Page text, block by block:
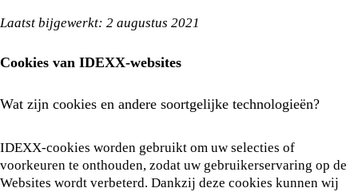
Laatst bijgewerkt: 2 augustus 2021
Cookies van IDEXX-websites
Wat zijn cookies en andere soortgelijke technologieën?
IDEXX-cookies worden gebruikt om uw selecties of
voorkeuren te onthouden, zodat uw gebruikerservaring op de
Websites wordt verbeterd. Dankzij deze cookies kunnen wij